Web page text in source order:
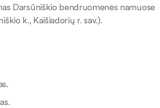
Darsūniškio bendruomenės namuose
k., Kaišiadorių r. sav.).